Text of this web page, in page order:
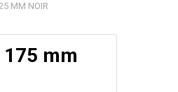
MM NOIR
mm